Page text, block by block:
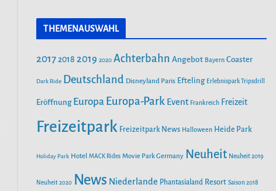
SPIELELAND EIN
NEUE ACHTERBAHN „VOLTRON
SAISONSTART IM PLAYMOBIL-
c
o
o
s
t
g
r
u
T
b
e
THEMENAUSWAHL
2017 2018 2019 2020 Achterbahn Angebot Bayern Coaster
Dark Ride Deutschland Disneyland Paris Efteling Erlebnispark Tripsdrill
Eröffnung Europa Europa-Park Event Frankreich Freizeit
Freizeitpark Freizeitpark News Halloween Heide Park
Holiday Park Hotel MACK Rides Movie Park Germany Neuheit Neuheit 2019
Neuheit 2020 News Niederlande Phantasialand Resort Saison 2018